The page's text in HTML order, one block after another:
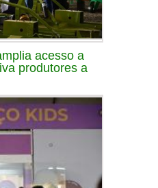
acesso a
produtores a